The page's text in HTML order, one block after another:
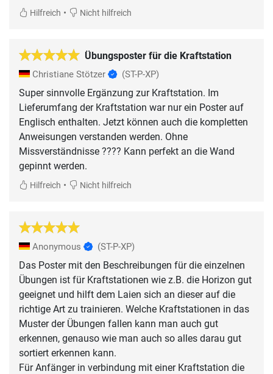
Hilfreich • Nicht hilfreich
Übungsposter für die Kraftstation
Christiane Stötzer (ST-P-XP)
Super sinnvolle Ergänzung zur Kraftstation. Im
Lieferumfang der Kraftstation war nur ein Poster auf
Englisch enthalten. Jetzt können auch die kompletten
Anweisungen verstanden werden. Ohne
Missverständnisse ???? Kann perfekt an die Wand
gepinnt werden.
Hilfreich • Nicht hilfreich
Anonymous (ST-P-XP)
Das Poster mit den Beschreibungen für die einzelnen
Übungen ist für Kraftstationen wie z.B. die Horizon gut
geeignet und hilft dem Laien sich an dieser auf die
richtige Art zu trainieren. Welche Kraftstationen in das
Muster der Übungen fallen kann man auch gut
erkennen, genauso wie man auch so alles darau gut
sortiert erkennen kann.
Für Anfänger in verbindung mit einer Kraftstation die